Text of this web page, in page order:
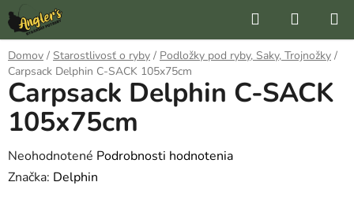
Prejsť
na
obsah
Hľadať
KOŠÍK
Domov / Starostlivosť o ryby / Podložky pod ryby, Saky, Trojnožky /
Carpsack Delphin C-SACK 105x75cm
Carpsack Delphin C-SACK
105x75cm
Priemerné
hodnotenie
Neohodnotené Podrobnosti hodnotenia
Značka: Delphin